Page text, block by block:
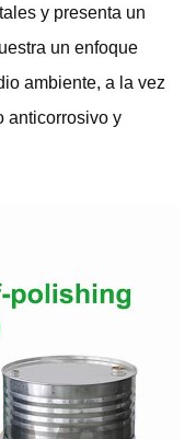
y presenta un
un enfoque
ambiente, a la vez
anticorrosivo y